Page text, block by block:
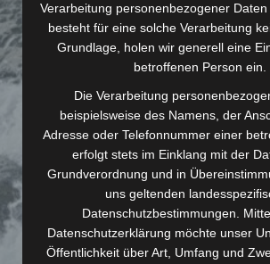
Verarbeitung personenbezogener
besteht für eine solche Verarbeitung
Grundlage, holen wir generell eine
betroffenen Person ein.
Die Verarbeitung
beispielsweise des Namens, der
Adresse oder Telefonnummer einer
erfolgt stets im Einklang mit der
Grundverordnung und in
uns geltenden
Datenschutzbestimmungen.
Datenschutzerklärung möchte unser
Öffentlichkeit über Art, Umfang und